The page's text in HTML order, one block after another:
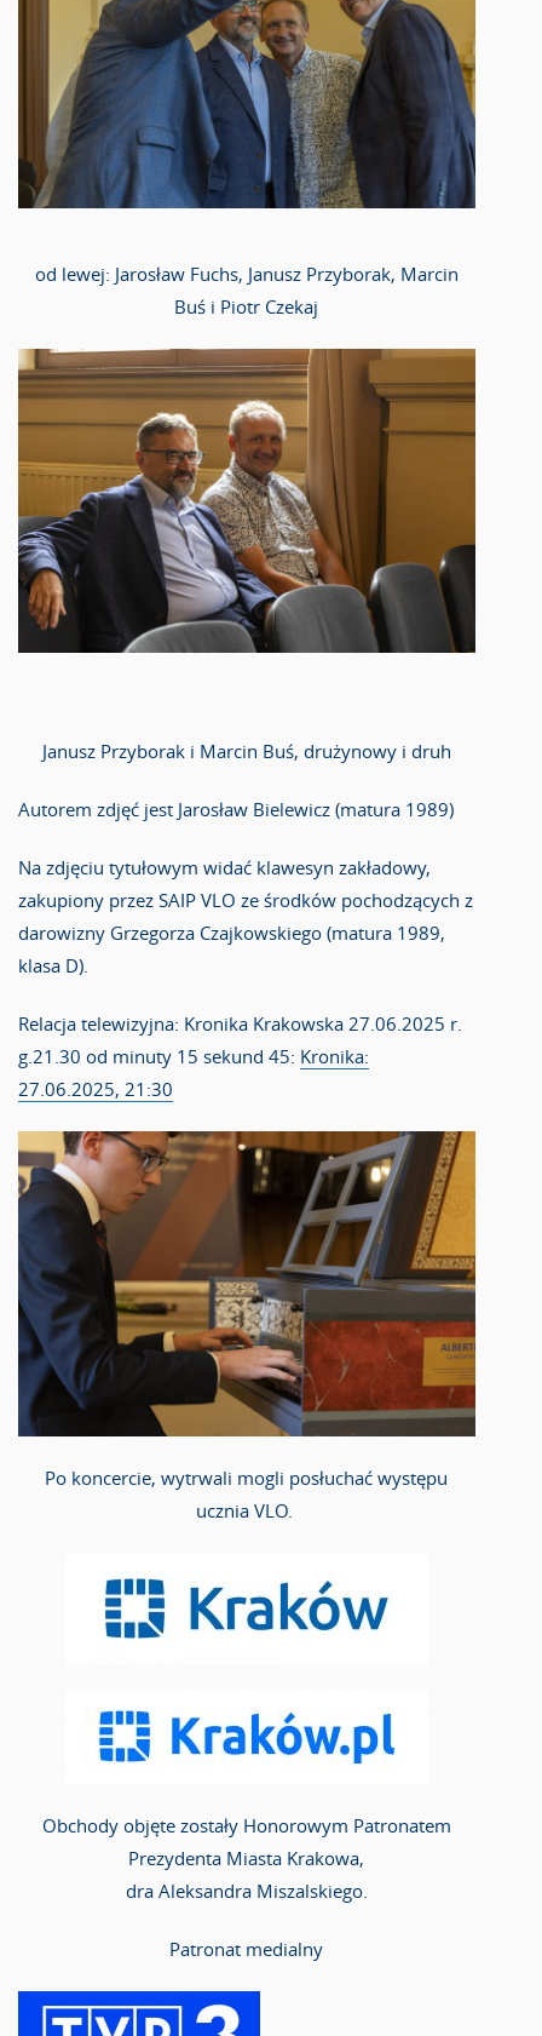
od lewej: Jarosław Fuchs, Janusz Przyborak, Marcin
Buś i Piotr Czekaj
Janusz Przyborak i Marcin Buś, drużynowy i druh
Autorem zdjęć jest Jarosław Bielewicz (matura 1989)
Na zdjęciu tytułowym widać klawesyn zakładowy,
zakupiony przez SAIP VLO ze środków pochodzących z
darowizny Grzegorza Czajkowskiego (matura 1989,
klasa D).
Relacja telewizyjna: Kronika Krakowska 27.06.2025 r.
g.21.30 od minuty 15 sekund 45: Kronika:
27.06.2025, 21:30
Po koncercie, wytrwali mogli posłuchać występu
ucznia VLO.
Obchody objęte zostały Honorowym Patronatem
Prezydenta Miasta Krakowa,
dra Aleksandra Miszalskiego.
Patronat medialny